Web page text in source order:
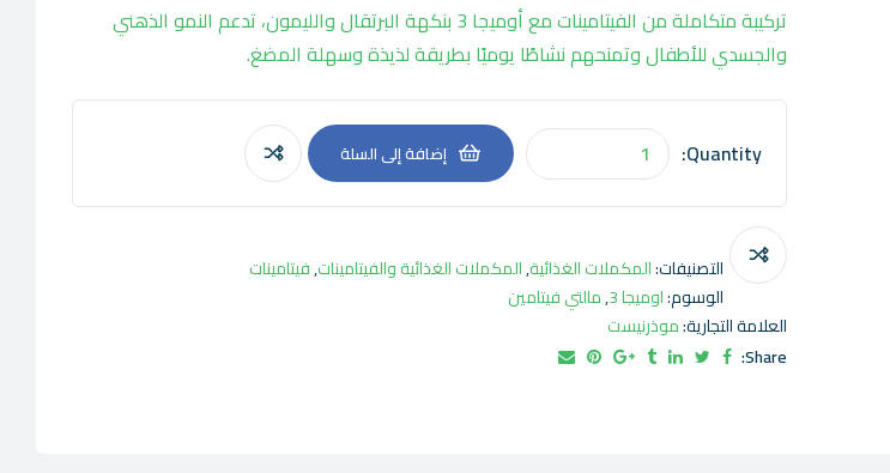
تركيبة متكاملة من الفيتامينات مع أوميجا 3 بنكهة البرتقال والليمون، تدعم النمو الذهني
والجسدي للأطفال وتمنحهم نشاطًا يوميًا بطريقة لذيذة وسهلة المضغ.
Quantity: إضافة إلى السلة
التصنيفات:المكملات الغذائية,المكملات الغذائية والفيتامينات,فيتامينات
الوسوم:اوميجا 3 ,مالتي فيتامين
العلامة التجارية:موذرنيست
Share: